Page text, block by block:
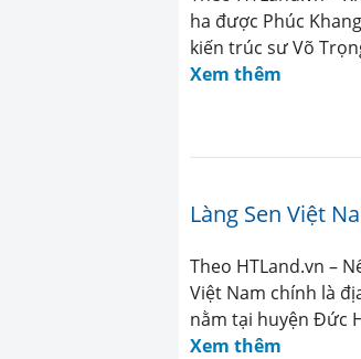
ha được Phúc
kiến trúc sư Võ
Xem thêm
Làng Sen Việt
Theo HTLand.vn –
Việt Nam chính là
nằm tại huyện Đức
Xem thêm